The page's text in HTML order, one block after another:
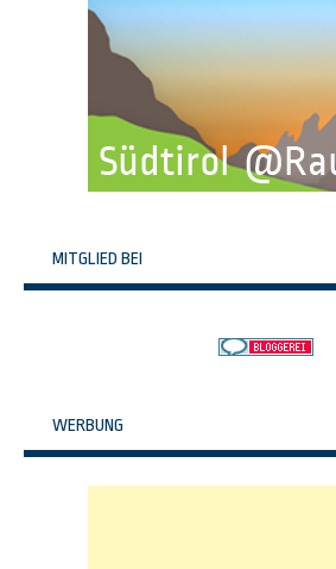
MITGLIED BEI
WERBUNG